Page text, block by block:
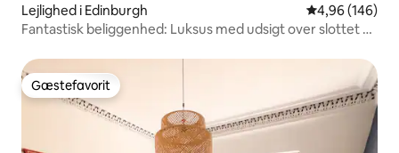
Lejlighed i Edinburgh 4,96 ud af 5 i
4,96 (146)
Fantastisk beliggenhed: Luksus med udsigt over slottet på
Gæstefavorit
Gæstefavorit